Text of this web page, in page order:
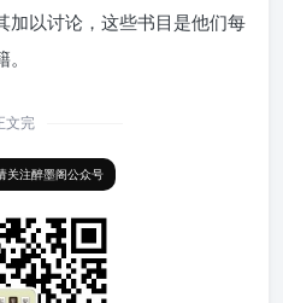
加以讨论，这些书目是他们每
文完
关注醉墨阁公众号